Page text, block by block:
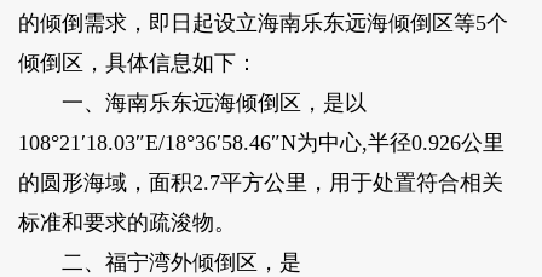
的倾倒需求，即日起设立海南乐东远海倾倒区等5个
倾倒区，具体信息如下：
一、海南乐东远海倾倒区，是以
108°21′18.03″E/18°36′58.46″N为中心,半径0.926公里
的圆形海域，面积2.7平方公里，用于处置符合相关
标准和要求的疏浚物。
二、福宁湾外倾倒区，是